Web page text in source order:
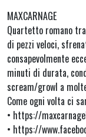
MAXCARNAGE
Quartetto romano
di pezzi veloci,
consapevolmente
minuti di durata,
scream/growl a
Come ogni volta ci
• https://
• https://